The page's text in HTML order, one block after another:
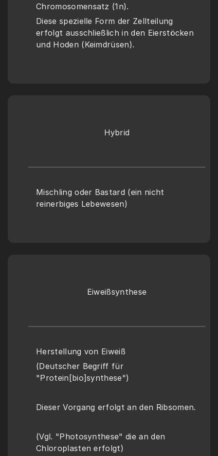
Chromosomensatz (1n).
Diese spezielle Form der Zellteilung
erfolgt ausschließlich in den Eierstöcken
und Hoden (Keimdrüsen).
Hybrid
Mischling oder Bastard (ein nicht
reinerbiges Lebewesen)
Eiweißsynthese
Herstellung von Eiweiß
(Deutscher Begriff für
"Protein[bio]synthese")
Dieser Vorgang erfolgt an den Ribsomen.
(Vgl. "Photosynthese" die an den
Chloroplasten erfolgt)